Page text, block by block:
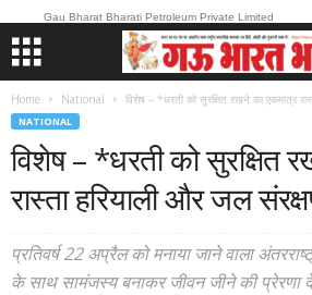
Gau Bharat Bharati Petroleum Private Limited
Home National विशेष – *धरती को सुरक्षित रखने का एकमात्र
NATIONAL
विशेष – *धरती को सुरक्षित
रास्ता हरियाली और जल
प्रतिवर्ष 22 अप्रैल को मनाया जाने वाला
के साथ सामंजस्य बनाकर जीवन जीने की प्रेरणा